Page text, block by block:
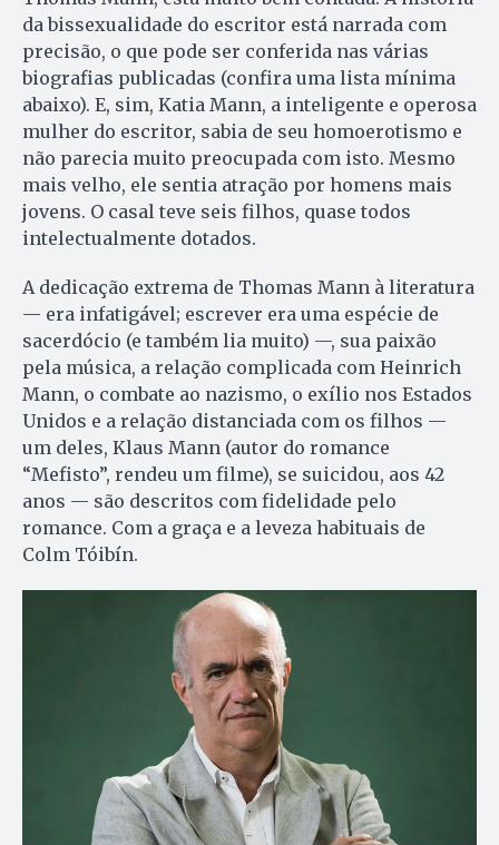
da bissexualidade do escritor está narrada com
precisão, o que pode ser conferida nas várias
biografias publicadas (confira uma lista mínima
abaixo). E, sim, Katia Mann, a inteligente e operosa
mulher do escritor, sabia de seu homoerotismo e
não parecia muito preocupada com isto. Mesmo
mais velho, ele sentia atração por homens mais
jovens. O casal teve seis filhos, quase todos
intelectualmente dotados.
A dedicação extrema de Thomas Mann à literatura
— era infatigável; escrever era uma espécie de
sacerdócio (e também lia muito) —, sua paixão
pela música, a relação complicada com Heinrich
Mann, o combate ao nazismo, o exílio nos Estados
Unidos e a relação distanciada com os filhos —
um deles, Klaus Mann (autor do romance
“Mefisto”, rendeu um filme), se suicidou, aos 42
anos — são descritos com fidelidade pelo
romance. Com a graça e a leveza habituais de
Colm Tóibín.